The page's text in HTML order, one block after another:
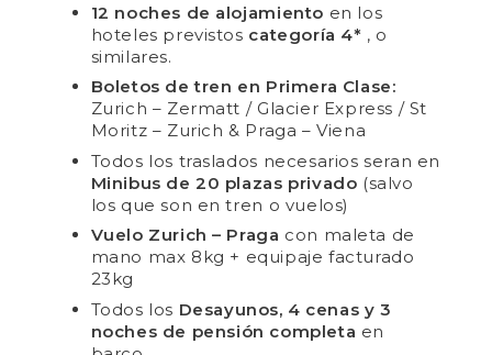
12 noches de alojamiento en los
hoteles previstos categoría 4* , o
similares.
Boletos de tren en Primera Clase:
Zurich – Zermatt / Glacier Express / St
Moritz – Zurich & Praga – Viena
Todos los traslados necesarios seran en
Minibus de 20 plazas privado (salvo
los que son en tren o vuelos)
Vuelo Zurich – Praga con maleta de
mano max 8kg + equipaje facturado
23kg
Todos los Desayunos, 4 cenas y 3
noches de pensión completa en